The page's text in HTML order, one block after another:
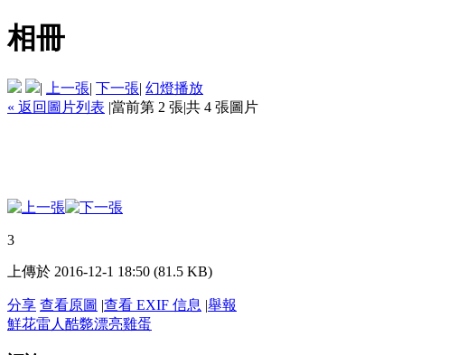
相冊
| 上一張| 下一張| 幻燈播放
« 返回圖片列表 |當前第 2 張|共 4 張圖片
3
上傳於 2016-12-1 18:50 (81.5 KB)
分享 查看原圖 |查看 EXIF 信息 |舉報
鮮花雷人 酷斃漂亮雞蛋